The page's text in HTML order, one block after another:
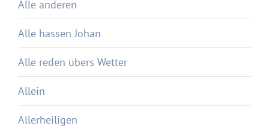
Alle anderen
Alle hassen Johan
Alle reden übers Wetter
Allein
Allerheiligen